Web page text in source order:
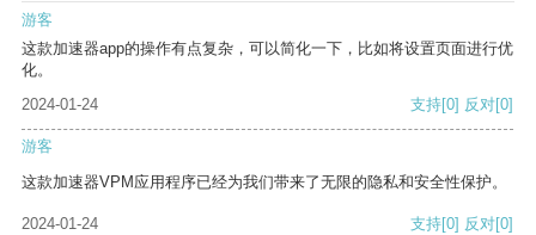
游客
这款加速器app的操作有点复杂，可以简化一下，比如将设置页面进行优
化。
2024-01-24
支持[0] 反对[0]
游客
这款加速器VPM应用程序已经为我们带来了无限的隐私和安全性保护。
2024-01-24 支持[0] 反对[0]